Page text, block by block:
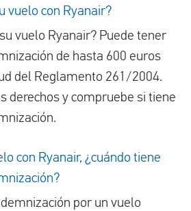
vuelo con Ryanair?
vuelo Ryanair? Puede tener
de hasta 600 euros
del Reglamento 261/2004.
derechos y compruebe si tiene
con Ryanair, ¿cuándo tiene
por un vuelo